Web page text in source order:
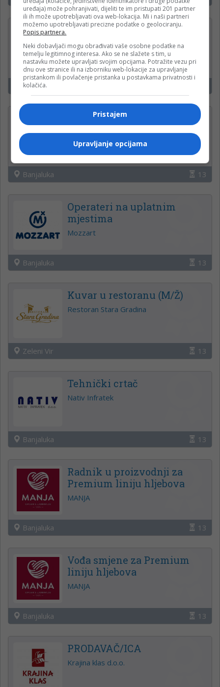
Administrativni radnik u
proizvodnji (m/ž)
Krajina klas d.o.o.
Banja Luka
PROJEKTANT —
ODRŽAVANJE OBJEKATA (m/
ž)
Krajina klas d.o.o.
Banjaluka
13
Operateri na uplatnim
mjestima
Mozzart
Banjaluka 13
Kuvar u restoranu (M/Ž)
Restoran Stara Gradina
Zeleni Vir 13
Tehnički crtač
Nativ Infratek
Banjaluka 13
Radnik u proizvodnji za
Premium liniju hljebova
MANJA
Banjaluka 13
Vođa smjene za Premium
liniju hljebova
MANJA
Banjaluka 13
PRODAVAČ/ICA
Krajina klas d.o.o.
uređaja) može pohranjivati, dijeliti te im pristupati 201 partner
ili ih može upotrebljavati ova web-lokacija. Mi i naši partneri
možemo upotrebljavati precizne podatke o geolociranju.
Popis partnera.
Neki dobavljači mogu obrađivati vaše osobne podatke na
temelju legitimnog interesa. Ako se ne slažete s tim, u
nastavku možete upravljati svojim opcijama. Potražite vezu pri
dnu ove stranice ili na izborniku web-lokacije za upravljanje
pristankom ili povlačenje pristanka u postavkama privatnosti i
kolačića.
Pristajem
Upravljanje opcijama